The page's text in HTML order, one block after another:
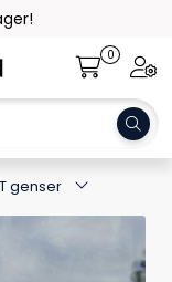
0
genser